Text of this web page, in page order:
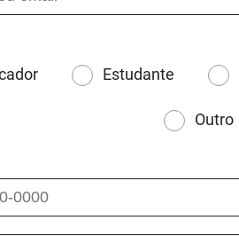
Estudante
Outro